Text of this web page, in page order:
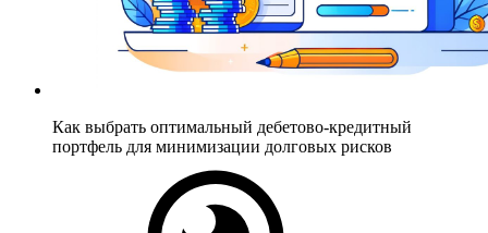
Как выбрать оптимальный дебетово-кредитный
портфель для минимизации долговых рисков